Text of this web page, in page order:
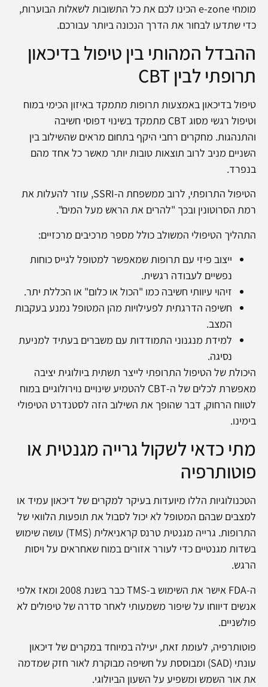
מומחי e-zone הכינו לכם את כל התשובות לשאלות הבוערות,
כדי שתדעו לבחור את הדרך הנכונה ביותר עבורכם.
ההבדל המהותי בין טיפול בדיכאון
תרופתי לבין CBT
טיפול בדיכאון באמצעות תרופות מתמקד באיזון הכימי במוח
וטיפול רגשי מסוג CBT מתמקד בשינוי דפוסי חשיבה
והתנהגות. מחקרים רחבי היקף בתחום מראים שהשילוב בין
השניים מניב לרוב תוצאות טובות יותר מאשר כל אחד מהם
בנפרד.
הטיפול התרופתי, לרוב ממשפחת ה-SSRI, עוזר להעלות את
רמת הסרוטונין ובכך "להרים את הראש מעל המים".
התהליך הטיפולי המשולב כולל מספר מרכיבים מרכזיים:
ייצוב פיזי עם תרופות שמאפשר למטופל לגייס כוחות
נפשיים לעבודה רגשית.
זיהוי עיוותי חשיבה כמו "הכול או כלום" או הכללת יתר.
חשיפה הדרגתית לפעילויות מהן המטופל נמנע בעקבות
המצב.
למידת מנגנוני התמודדות עם משברים בעתיד למניעת
נסיגה.
היכולת של הטיפול התרופתי לייצר תשתית ביולוגית יציבה
מאפשרת לכלים של ה-CBT להטמיע שינויים נוירולוגיים במוח
לטווח הרחוק, דבר שהופך את השילוב הזה לסטנדרט הטיפולי
בימינו.
מתי כדאי לשקול גרייה מגנטית או
פוטותרפיה
הטכנולוגיות הללו מיועדות בעיקר למקרים של דיכאון עמיד או
למצבים שבהם המטופל לא יכול לסבול את תופעות הלוואי של
התרופות. גרייה מגנטית טרנס קראניאלית (TMS) עושה שימוש
בשדות מגנטיים כדי לעורר אזורים במוח שאחראים על ויסות
הרגש.
ה-FDA אישר את השימוש ב-TMS כבר בשנת 2008 ומאז אלפי
אנשים דיווחו על שיפור משמעותי לאחר סדרה של טיפולים לא
פולשניים.
פוטותרפיה, לעומת זאת, יעילה במיוחד במקרים של דיכאון
עונתי (SAD) ומבוססת על חשיפה מבוקרת לאור חזק שמדמה
את אור השמש ומשפיע על השעון הביולוגי.